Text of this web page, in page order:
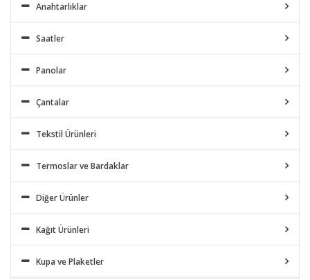
Anahtarlıklar
Saatler
Panolar
Çantalar
Tekstil Ürünleri
Termoslar ve Bardaklar
Diğer Ürünler
Kağıt Ürünleri
Kupa ve Plaketler